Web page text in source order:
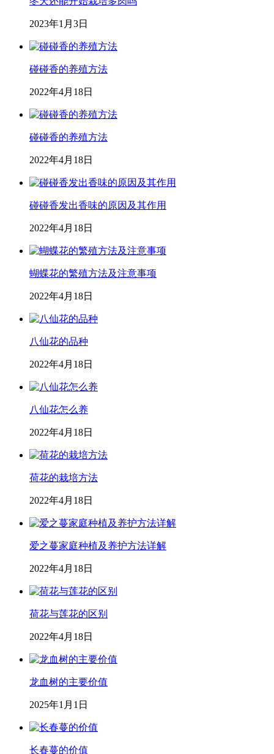
2023年1月3日
碰碰香的养殖方法
2022年4月18日
碰碰香的养殖方法
2022年4月18日
碰碰香发出香味的原因及其作用
2022年4月18日
蝴蝶花的繁殖方法及注意事项
2022年4月18日
八仙花的品种
2022年4月18日
八仙花怎么养
2022年4月18日
荷花的栽培方法
2022年4月18日
爱之蔓家庭种植及养护方法详解
2022年4月18日
荷花与莲花的区别
2022年4月18日
龙血树的主要价值
2025年1月1日
长春蔓的价值